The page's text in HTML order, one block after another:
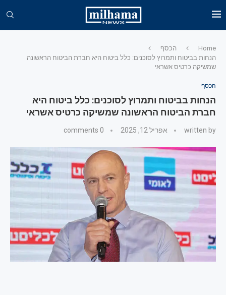
Home
הכסף
הנחות בביטוח ותמרוץ לסוכנים: כלל ביטוח היא חברת הביטוח הראשונה
שמשיקה כרטיס אשראי
הכסף
הנחות בביטוח ותמרוץ לסוכנים: כלל ביטוח היא
חברת הביטוח הראשונה שמשיקה כרטיס אשראי
written by אפריל 12, 2025 0 comments